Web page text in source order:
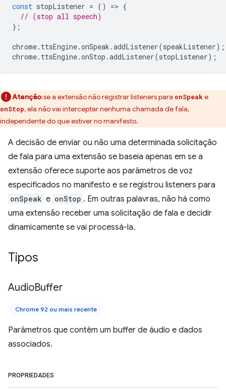
const stopListener = () => {
// (stop all speech)
};
chrome. ttsEngine.onSpeak .addListener(speakListener);
chrome. ttsEngine.onStop .addListener(stopListener);
Atenção:se a extensão não registrar listeners para onSpeak e
onStop, ela não vai interceptar nenhuma chamada de fala,
independente do que estiver no manifesto.
A decisão de enviar ou não uma determinada solicitação
de fala para uma extensão se baseia apenas em se a
extensão oferece suporte aos parâmetros de voz
especificados no manifesto e se registrou listeners para
onSpeak e onStop . Em outras palavras, não há como
uma extensão receber uma solicitação de fala e decidir
dinamicamente se vai processá-la.
Tipos
AudioBuffer
Chrome 92 ou mais recente
Parâmetros que contêm um buffer de áudio e dados
associados.
PROPRIEDADES